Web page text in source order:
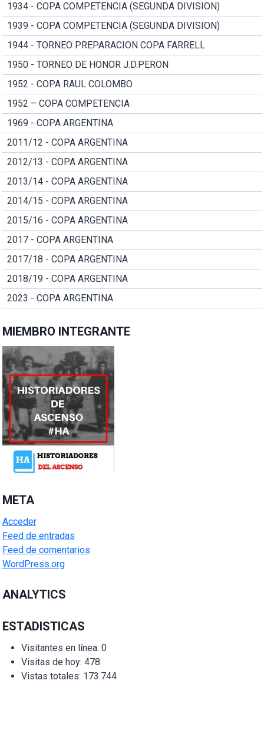
1934 - COPA COMPETENCIA (SEGUNDA DIVISION)
1939 - COPA COMPETENCIA (SEGUNDA DIVISION)
1944 - TORNEO PREPARACION COPA FARRELL
1950 - TORNEO DE HONOR J.D.PERON
1952 - COPA RAUL COLOMBO
1952 – COPA COMPETENCIA
1969 - COPA ARGENTINA
2011/12 - COPA ARGENTINA
2012/13 - COPA ARGENTINA
2013/14 - COPA ARGENTINA
2014/15 - COPA ARGENTINA
2015/16 - COPA ARGENTINA
2017 - COPA ARGENTINA
2017/18 - COPA ARGENTINA
2018/19 - COPA ARGENTINA
2023 - COPA ARGENTINA
MIEMBRO INTEGRANTE
META
Acceder
Feed de entradas
Feed de comentarios
WordPress.org
ANALYTICS
ESTADISTICAS
Visitantes en línea: 0
Visitas de hoy: 478
Vistas totales: 173.744